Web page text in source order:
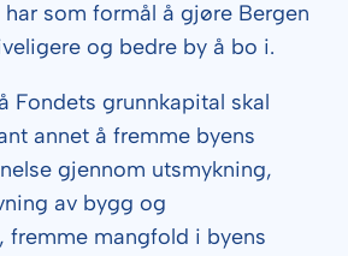
som formål å gjøre Bergen
og bedre by å bo i.
Fondets grunnkapital skal
annet å fremme byens
gjennom utsmykning,
av bygg og
fremme mangfold i byens